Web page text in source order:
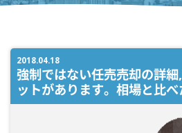
2018.04.18
強制ではない任売売却の詳
ットがあります。相場と比べ